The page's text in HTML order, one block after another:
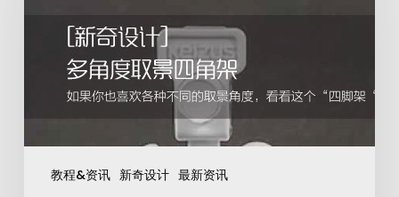
教程&资讯 新奇设计 最新资讯